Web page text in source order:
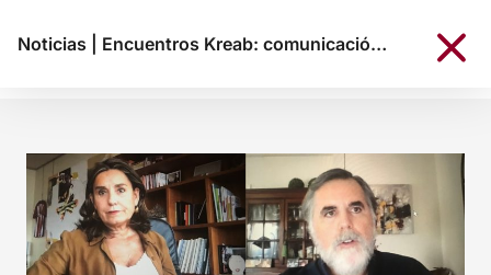
Noticias Encuentros Kreab: comunicación de crisis ante un nuevo paradigma